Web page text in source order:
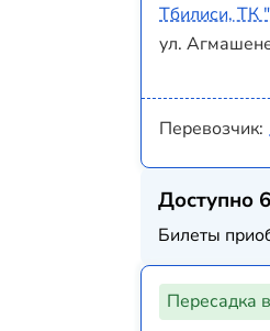
Тбилиси, ТК
ул.
Перевозчик:
Доступно
Билеты
Пересадка